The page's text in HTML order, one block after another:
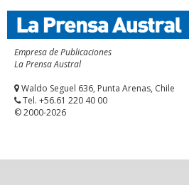
Empresa de Publicaciones
La Prensa Austral
Waldo Seguel 636, Punta Arenas, Chile
Tel. +56.61 220 40 00
© 2000-2026